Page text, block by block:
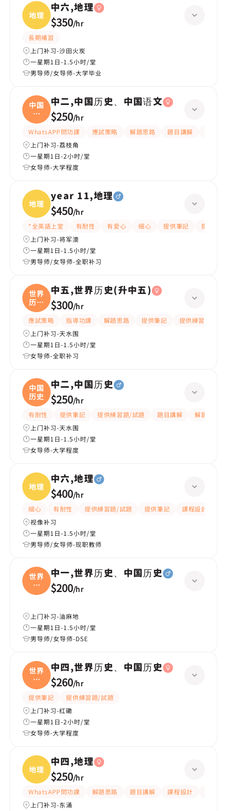
地理
中六,地理
$350/hr
長期補習
上门补习-沙田火炭
一星期1日-1.5小时/堂
男导师/女导师-大学毕业
中国
历
史、
中二,中国历史、中国语文
$250/hr
WhatsAPP問功課 應試策略 解題思路 題目講解
上门补习-荔枝角
一星期1日-2小时/堂
女导师-大学程度
地理
year 11,地理
$450/hr
*全英語上堂 有耐性 有愛心 細心 提供筆記
提供練
上门补习-将军澳
一星期1日-1.5小时/堂
男导师/女导师-全职补习
世界
历史
(
中五,世界历史(升中五)
$300/hr
應試策略 指導功課 解題思路 提供筆記
提供練習題/試題
上门补习-天水围
一星期1日-1.5小时/堂
女导师-全职补习
中国
历史
中二,中国历史
$250/hr
有耐性 提供筆記 提供練習題/試題 題目講解
解題思路
上门补习-天水围
一星期1日-1.5小时/堂
女导师-大学程度
地理
中六,地理
$400/hr
細心 有耐性 提供練習題/試題 提供筆記 課程設計
视像补习
一星期1日-1.5小时/堂
男导师/女导师-现职教师
世界
历
史、
中一,世界历史、中国历史
$200/hr
上门补习-油麻地
一星期1日-1.5小时/堂
男导师/女导师-DSE
世界
历
史、
中四,世界历史、中国历史
$260/hr
提供筆記
提供練習題/試題
上门补习-红磡
一星期1日-2小时/堂
女导师-大学程度
地理
中四,地理
$250/hr
WhatsAPP問功課 解題思路 題目講解 課程設計
上门补习-东涌